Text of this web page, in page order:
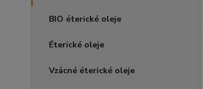
BIO éterické oleje
Éterické oleje
Vzácné éterické oleje